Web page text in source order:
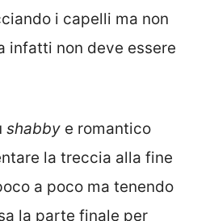
i capelli ma non
infatti non deve essere
shabby e romantico
la treccia alla fine
a poco ma tenendo
la parte finale per